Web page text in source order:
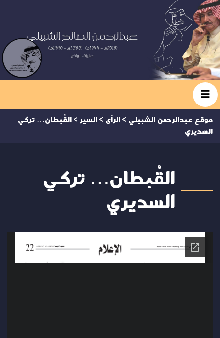
موقع عبدالرحمن الشبيلي > الرأى > السير > القُبطان… تركي
السديري
القُبطان… تركي
السديري